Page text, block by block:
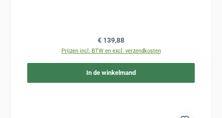
Normale prijs:
€ 139,88
Prijzen incl. BTW en excl. verzendkosten
In de winkelmand